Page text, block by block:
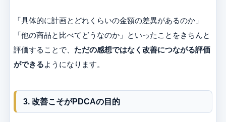
「具体的に計画とどれくらいの金額の差異があるのか」
「他の商品と比べてどうなのか」といったことをきちんと
評価することで、 ただの感想ではなく改善につながる評価
ができるようになります。
3. 改善こそがPDCAの目的